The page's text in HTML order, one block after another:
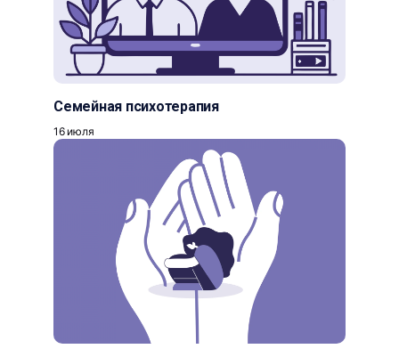
Семейная психотерапия
16 июля